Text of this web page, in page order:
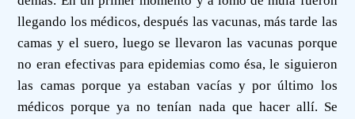
llegando los médicos, después las vacunas, más tarde las
camas y el suero, luego se llevaron las vacunas porque
no eran efectivas para epidemias como ésa, le siguieron
las camas porque ya estaban vacías y por último los
médicos porque ya no tenían nada que hacer allí. Se